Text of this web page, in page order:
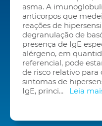
asma. A
anticorpos que
reações de
degranulação de
presença de IgE
alérgeno, em
referencial, pode
de risco relativo
sintomas de
IgE, princi... Leia